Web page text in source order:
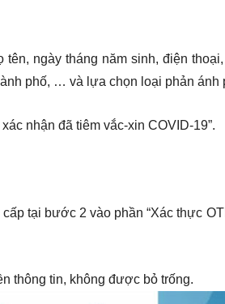
ngày tháng năm sinh, điện
phố, … và lựa chọn loại phản ánh
nhận đã tiêm vắc-xin COVID-19”.
tại bước 2 vào phần “Xác thực
thông tin, không được bỏ trống.